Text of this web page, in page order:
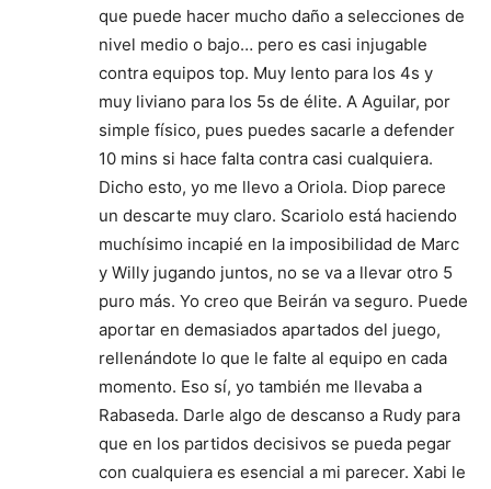
que puede hacer mucho daño a selecciones de
nivel medio o bajo… pero es casi injugable
contra equipos top. Muy lento para los 4s y
muy liviano para los 5s de élite. A Aguilar, por
simple físico, pues puedes sacarle a defender
10 mins si hace falta contra casi cualquiera.
Dicho esto, yo me llevo a Oriola. Diop parece
un descarte muy claro. Scariolo está haciendo
muchísimo incapié en la imposibilidad de Marc
y Willy jugando juntos, no se va a llevar otro 5
puro más. Yo creo que Beirán va seguro. Puede
aportar en demasiados apartados del juego,
rellenándote lo que le falte al equipo en cada
momento. Eso sí, yo también me llevaba a
Rabaseda. Darle algo de descanso a Rudy para
que en los partidos decisivos se pueda pegar
con cualquiera es esencial a mi parecer. Xabi le